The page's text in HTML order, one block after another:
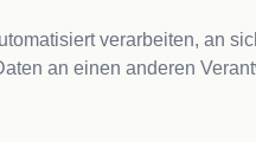
verarbeiten, an
an einen anderen